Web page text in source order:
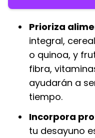
Prioriza
integral,
o quinoa, y
fibra,
ayudarán a
tiempo.
Incorpora
tu desayuno